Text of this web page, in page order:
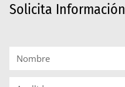
Solicita Información